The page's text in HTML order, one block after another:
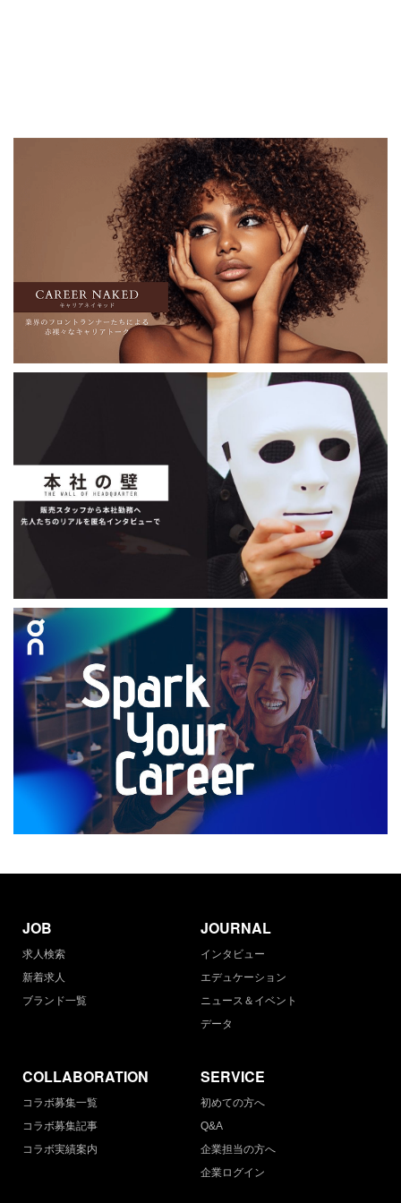
JOB
求人検索
新着求人
ブランド一覧
JOURNAL
インタビュー
エデュケーション
ニュース＆イベント
データ
COLLABORATION
コラボ募集一覧
コラボ募集記事
コラボ実績案内
SERVICE
初めての方へ
Q&A
企業担当の方へ
企業ログイン